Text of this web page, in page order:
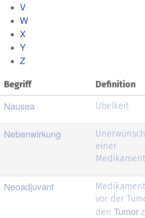
V
W
X
Y
Z
Begriff Definition
Nausea Übelkeit
Nebenwirkung
einer
Neoadjuvant
vor der
den Tumor